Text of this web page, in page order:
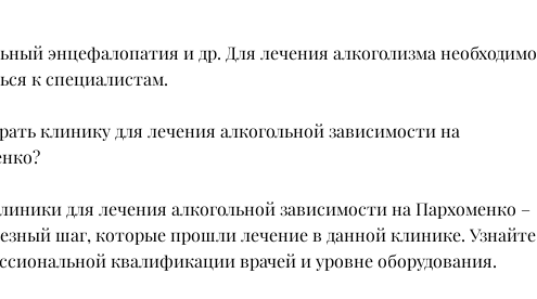
к специалистам.
клинику для лечения алкогольной зависимости на
для лечения алкогольной зависимости на Пархоменко –
шаг, которые прошли лечение в данной клинике. Узнайте
квалификации врачей и уровне оборудования.